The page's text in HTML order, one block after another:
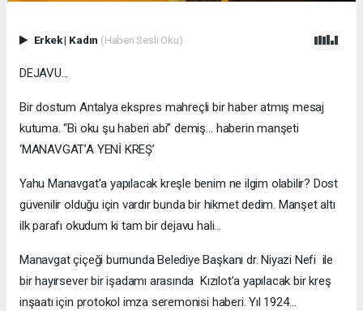
Erkek| Kadın (Haberi Sesli Oku)
DEJAVU...
Bir dostum Antalya ekspres mahreçli bir haber atmış mesaj
kutuma. “Bi oku şu haberi abi” demiş… haberin manşeti
‘MANAVGAT’A YENİ KREŞ’
Yahu Manavgat’a yapılacak kreşle benim ne ilgim olabilir? Dost
güvenilir olduğu için vardır bunda bir hikmet dedim. Manşet altı
ilk parafı okudum ki tam bir dejavu hali…
Manavgat çiçeği burnunda Belediye Başkanı dr. Niyazi Nefi ile
bir hayırsever bir işadamı arasında Kızılot’a yapılacak bir kreş
inşaatı için protokol imza seremonisi haberi. Yıl 1924…